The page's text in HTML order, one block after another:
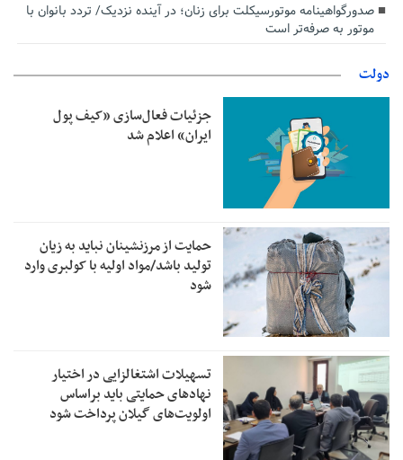
صدورگواهینامه موتورسیکلت برای زنان؛ در آینده نزدیک/ تردد بانوان با
موتور به‌ صرفه‌تر است
دولت
جزئیات فعال‌سازی «کیف پول
ایران» اعلام شد
حمایت از مرزنشینان نباید به زیان
تولید باشد/مواد اولیه با کولبری وارد
شود
تسهیلات اشتغالزایی در اختیار
نهادهای حمایتی باید براساس
اولویت‌های گیلان پرداخت شود